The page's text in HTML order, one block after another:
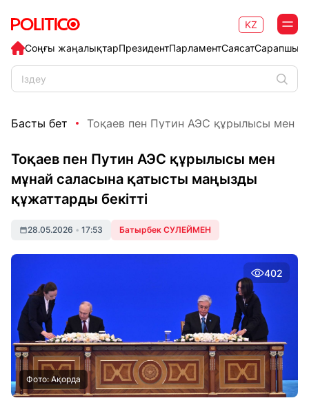
Соңғы жаңалықтарПрезидентПарламентСаясат
KZ
Басты бет Тоқаев пен Путин АЭС құрылысы мен
Тоқаев пен Путин АЭС құрылысы мен
мұнай саласына қатысты маңызды
құжаттарды бекітті
28.05.2026 • 17:53 Батырбек СУЛЕЙМЕН
402
Фото: Ақорда